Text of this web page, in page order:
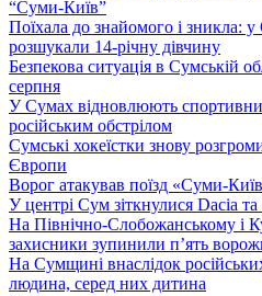
“Суми-Київ”
Поїхала до знайомого і зникла: у
розшукали 14-річну дівчину
Безпекова ситуація в Сумській
серпня
У Сумах відновлюють
російським обстрілом
Сумські хокеїстки знову
Європи
Ворог атакував поїзд «Суми-
У центрі Сум зіткнулися Dacia та
На Північно-Слобожанському і
захисники зупинили п’ять
На Сумщині внаслідок
людина, серед них дитина